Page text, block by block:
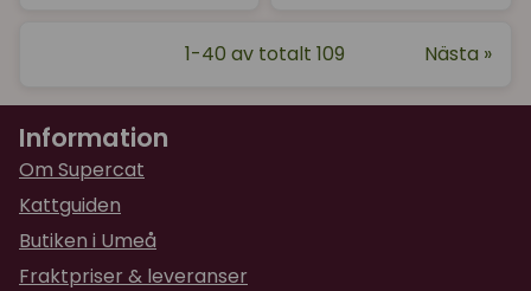
1-40 av totalt 109 Nästa »
Information
Om Supercat
Kattguiden
Butiken i Umeå
Fraktpriser & leveranser